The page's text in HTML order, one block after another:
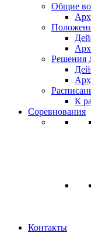
Общие
Решения
К
Соревнования
Контакты